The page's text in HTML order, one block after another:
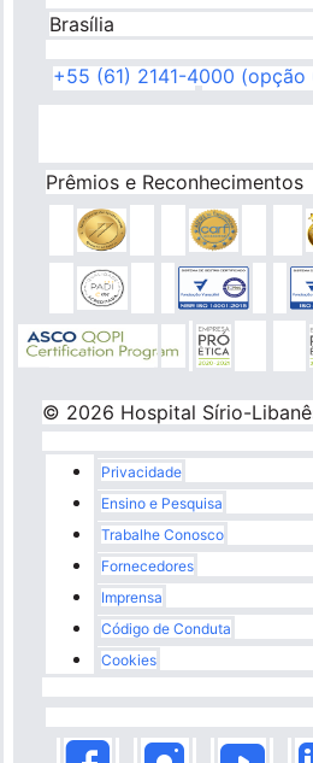
Brasília
+55 (61) 2141-4000 (opção
Prêmios e Reconhecimentos
© 2026 Hospital Sírio-
Rodapé
Privacidade
Ensino e Pesquisa
Trabalhe Conosco
Fornecedores
Imprensa
Código de Conduta
Cookies